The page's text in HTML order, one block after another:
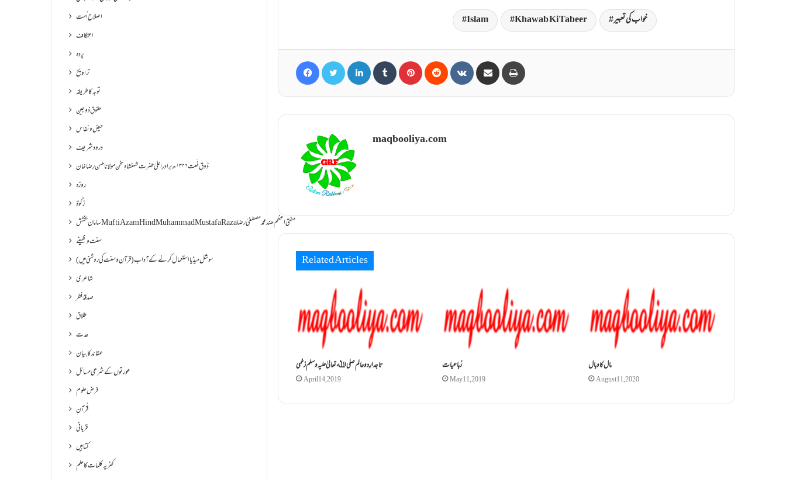
Islam Khawab Ki Tabeer خواب کی تعبیر
maqbooliya.com
Related Articles
تاجدارِ دو عالم صلی اﷲ تعالیٰ علیہ وسلم زخمی
April 14, 2019
رُباعیات
May 11, 2019
مال کاوبال
August 11, 2020
اصلاح اُمت
اعتکاف
پردہ
تراویح
توبہ کا طریقہ
حقوقِ ذوجین
حیض و نفاس
درود شریف
ذَوقِ نَعت ۱۳۲۶ھ برادرِ اعلیٰ حضرت شہنشاہِ سخن مولانا حسن رضا خان
روزہ
زکٰوۃ
سامانِ بخشش Mufti Azam Hind Muhammad Mustafa Raza مفتی اعظم ھند محمد مصطفیٰ رضا
سنت وظیفے
سوشل میڈیا استعمال کرنے کے آداب (قرآن و سنت کی روشنی میں)
شاعری
صدقۂ فطر
طلاق
عدت
عقائد کا بیان
عورتوں کے شرعی مسائل
فرض علوم
قُرآنِ
قربانی
کتابیں
کفریہ کلمات کا علم